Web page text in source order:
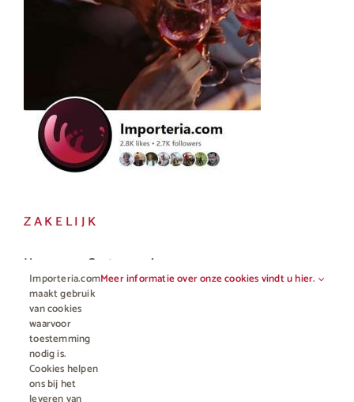
ZAKELIJK
Horeca en Gastronomie
Vakhandel
Importeria.com
maakt gebruik
van cookies
waarvoor
toestemming
nodig is.
Cookies helpen
ons bij het
Meer informatie over onze cookies vindt u hier.